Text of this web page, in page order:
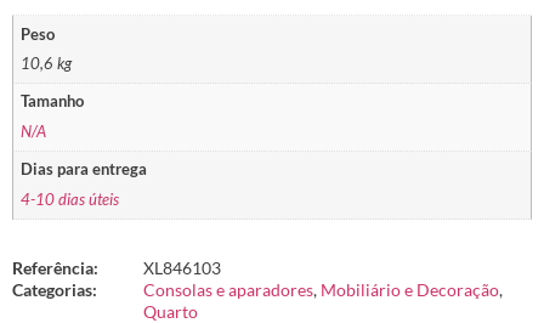
Peso
10,6 kg
Tamanho
N/A
Dias para entrega
4-10 dias úteis
Referência:
XL846103
Categorias:
Consolas e aparadores, Mobiliário e Decoração,
Quarto